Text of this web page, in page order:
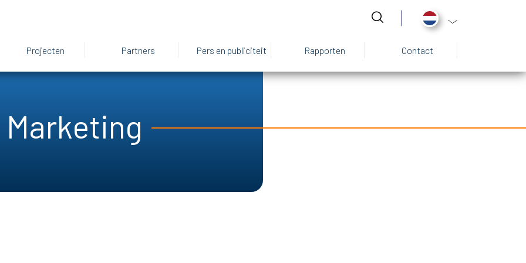
Aanvullende
Projecten Partners Pers en publiciteit Rapporten Contact